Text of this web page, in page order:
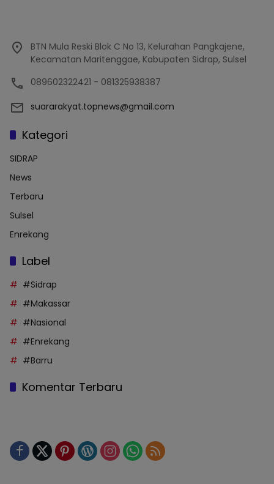
BTN Mula Reski Blok C No 13, Kelurahan Pangkajene,
Kecamatan Maritenggae, Kabupaten Sidrap, Sulsel
089602322421 - 081325938387
suararakyat.topnews@gmail.com
Kategori
SIDRAP
News
Terbaru
Sulsel
Enrekang
Label
#Sidrap
#Makassar
#Nasional
#Enrekang
#Barru
Komentar Terbaru